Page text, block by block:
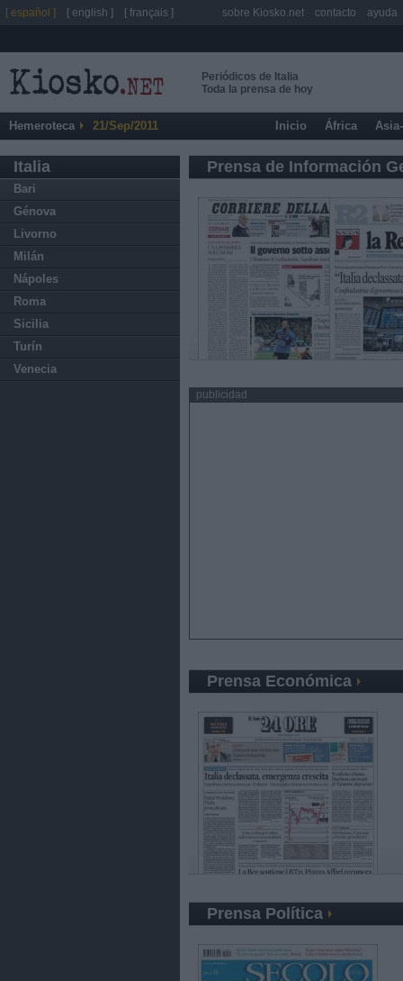
Periódicos de Italia
Toda la prensa de hoy
Hemeroteca 21/Sep/2011 Inicio África
Italia
Bari
Génova
Livorno
Milán
Nápoles
Roma
Sicilia
Turín
Venecia
Prensa de Información
publicidad
Prensa Económica
Prensa Política
[ español ] [ english ] [ français ] sobre Kiosko.net contacto ayuda